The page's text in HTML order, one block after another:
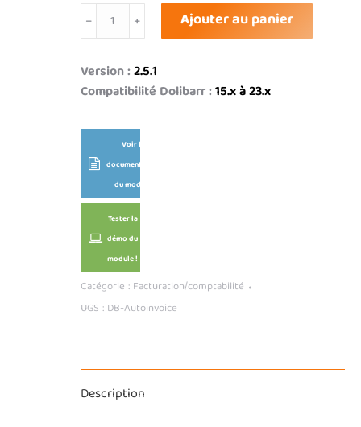
quantité
de
automatique
v2
Ajouter au panier
Version :2.5.1
Compatibilité Dolibarr :15.x à 23.x
Voir la
documentation
du module
Tester la
démo du
module !
Catégorie : Facturation/comptabilité
UGS : DB-Autoinvoice
Description